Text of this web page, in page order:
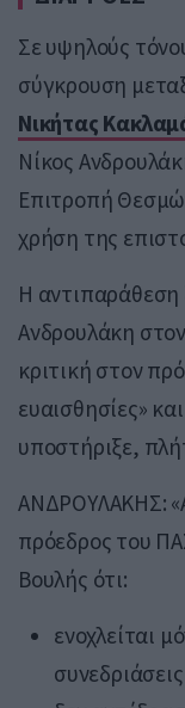
Σε υψηλούς
σύγκρουση
Νικήτας
Νίκος
Επιτροπή
χρήση της
Η αντιπαράθεση
Ανδρουλάκη
κριτική στον
ευαισθησίες»
υποστήριξε,
ΑΝΔΡΟΥΛΑΚΗΣ:
πρόεδρος του
Βουλής ότι:
ενοχλείται
συνεδριάσεις